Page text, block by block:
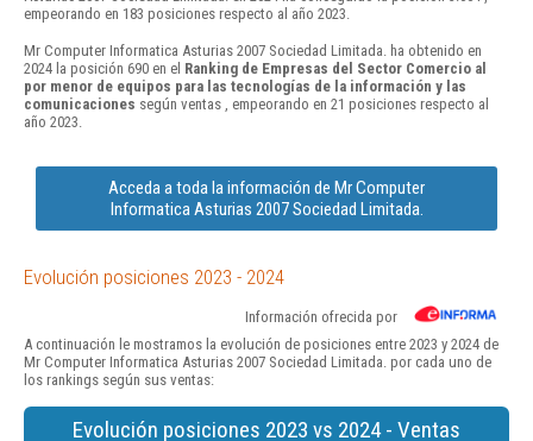
empeorando en 183 posiciones respecto al año 2023.
Mr Computer Informatica Asturias 2007 Sociedad Limitada. ha obtenido en
2024 la posición 690 en el Ranking de Empresas del Sector Comercio al
por menor de equipos para las tecnologías de la información y las
comunicaciones según ventas , empeorando en 21 posiciones respecto al
año 2023.
Acceda a toda la información de Mr Computer
Informatica Asturias 2007 Sociedad Limitada.
Evolución posiciones 2023 - 2024
Información ofrecida por
A continuación le mostramos la evolución de posiciones entre 2023 y 2024 de
Mr Computer Informatica Asturias 2007 Sociedad Limitada. por cada uno de
los rankings según sus ventas:
Evolución posiciones 2023 vs 2024 - Ventas